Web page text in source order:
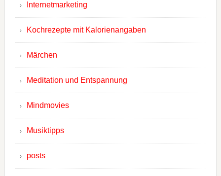
Internetmarketing
Kochrezepte mit Kalorienangaben
Märchen
Meditation und Entspannung
Mindmovies
Musiktipps
posts